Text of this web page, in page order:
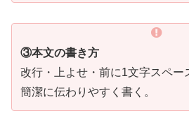
③本文の書き方
改行・上よせ・前に1文字スペー
簡潔に伝わりやすく書く。